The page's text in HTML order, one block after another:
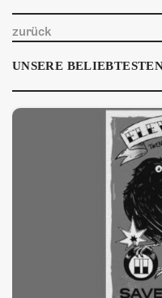
zurück
UNSERE